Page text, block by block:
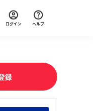
ント一覧
ログイン ヘルプ
録